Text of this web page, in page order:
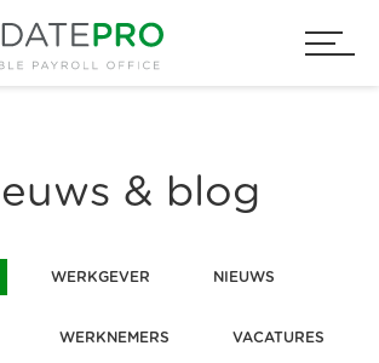
& blog
WERKGEVER NIEUWS
WERKNEMERS VACATURES